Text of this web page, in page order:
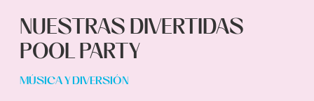
NUESTRAS DIVERTIDAS
POOL PARTY
MÚSICA Y DIVERSIÓN